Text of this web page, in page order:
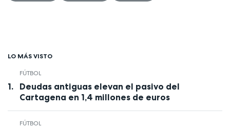
LO MÁS VISTO
FÚTBOL
Deudas antiguas elevan el pasivo del
Cartagena en 1,4 millones de euros
FÚTBOL